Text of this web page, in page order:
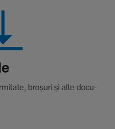
broșuri și alte docu­